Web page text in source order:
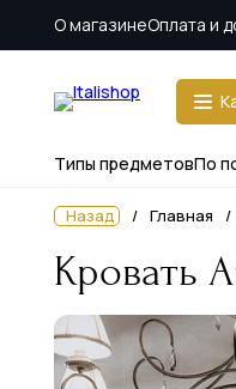
О магазинеОплата и
Типы предметовПо
Назад Главная
Кровать